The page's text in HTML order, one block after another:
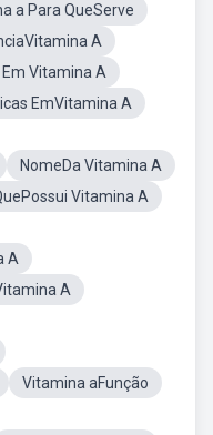
a Para QueServe
A
Vitamina A
EmVitamina A
NomeDa Vitamina A
Vitamina A
A
A
Vitamina aFunção